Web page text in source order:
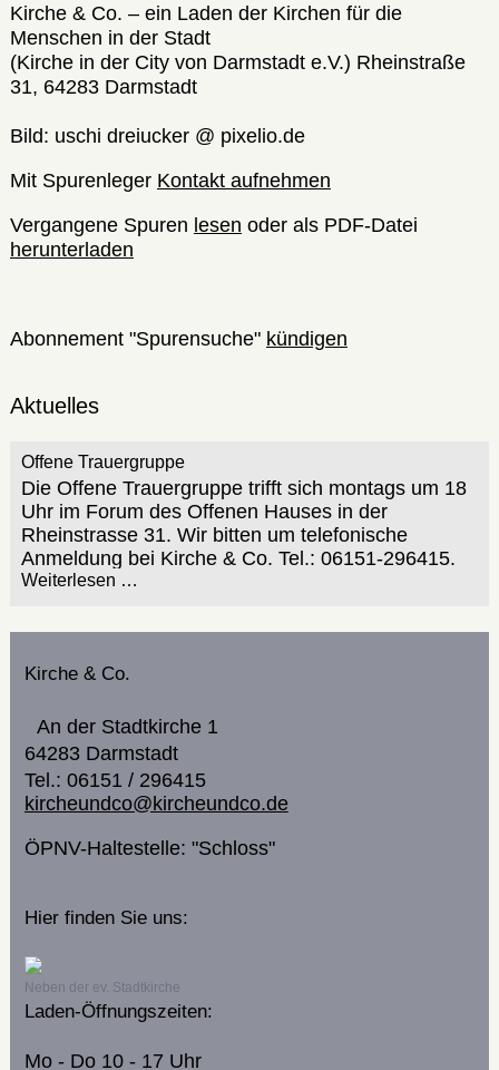
Kirche & Co. – ein Laden der Kirchen für die
Menschen in der Stadt
(Kirche in der City von Darmstadt e.V.) Rheinstraße
31, 64283 Darmstadt
Bild: uschi dreiucker @ pixelio.de
Mit Spurenleger Kontakt aufnehmen
Vergangene Spuren lesen oder als PDF-Datei
herunterladen
Abonnement "Spurensuche" kündigen
Aktuelles
Offene Trauergruppe
Die Offene Trauergruppe trifft sich montags um 18
Uhr im Forum des Offenen Hauses in der
Rheinstrasse 31. Wir bitten um telefonische
Anmeldung bei Kirche & Co. Tel.: 06151-296415.
Weiterlesen …
Kirche & Co.
An der Stadtkirche 1
64283 Darmstadt
Tel.: 06151 / 296415
kircheundco@kircheundco.de
ÖPNV-Haltestelle: "Schloss"
Hier finden Sie uns:
Neben der ev. Stadtkirche
Laden-Öffnungszeiten:
Mo - Do 10 - 17 Uhr